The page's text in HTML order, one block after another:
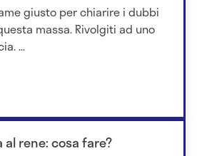
giusto per chiarire i dubbi
massa. Rivolgiti ad uno
...
rene: cosa fare?